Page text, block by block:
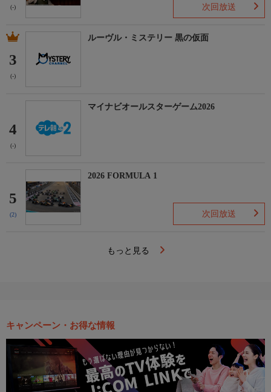
(-) 次回放送
3
(-)
ルーヴル・ミステリー 黒の仮面
4
(-)
マイナビオールスターゲーム2026
5
(2)
2026 FORMULA 1
次回放送
もっと見る
キャンペーン・お得な情報